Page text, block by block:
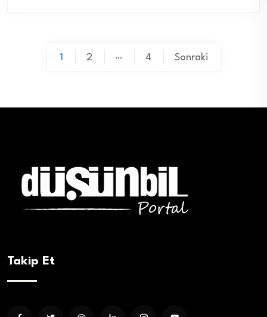
1 2 … 4 Sonraki
Takip Et